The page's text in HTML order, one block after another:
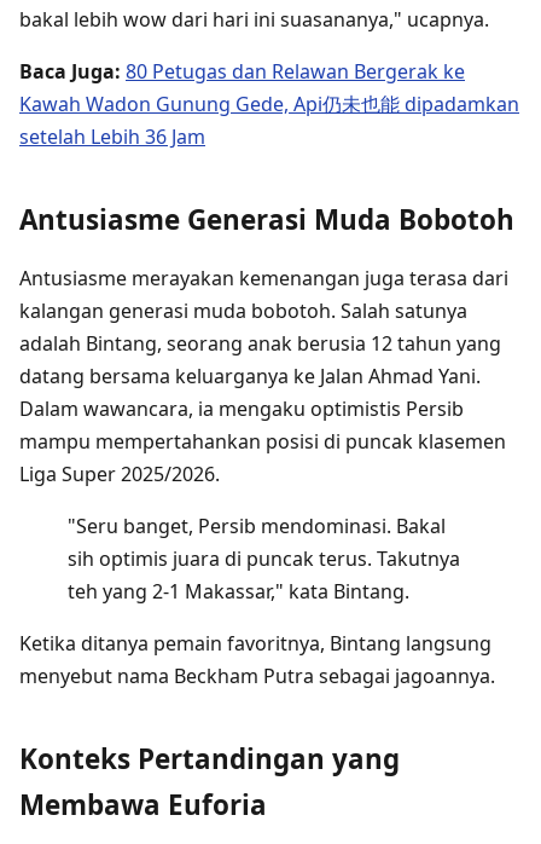
bakal lebih wow dari hari ini suasananya," ucapnya.
Baca Juga: 80 Petugas dan Relawan Bergerak ke
Kawah Wadon Gunung Gede, Api仍未也能 dipadamkan
setelah Lebih 36 Jam
Antusiasme Generasi Muda Bobotoh
Antusiasme merayakan kemenangan juga terasa dari
kalangan generasi muda bobotoh. Salah satunya
adalah Bintang, seorang anak berusia 12 tahun yang
datang bersama keluarganya ke Jalan Ahmad Yani.
Dalam wawancara, ia mengaku optimistis Persib
mampu mempertahankan posisi di puncak klasemen
Liga Super 2025/2026.
"Seru banget, Persib mendominasi. Bakal
sih optimis juara di puncak terus. Takutnya
teh yang 2-1 Makassar," kata Bintang.
Ketika ditanya pemain favoritnya, Bintang langsung
menyebut nama Beckham Putra sebagai jagoannya.
Konteks Pertandingan yang
Membawa Euforia